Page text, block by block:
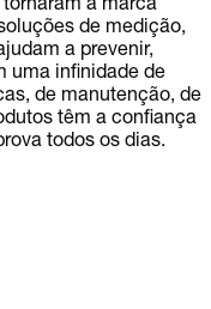
a marca
de medição,
a prevenir,
uma infinidade de
de manutenção, de
têm a confiança
todos os dias.